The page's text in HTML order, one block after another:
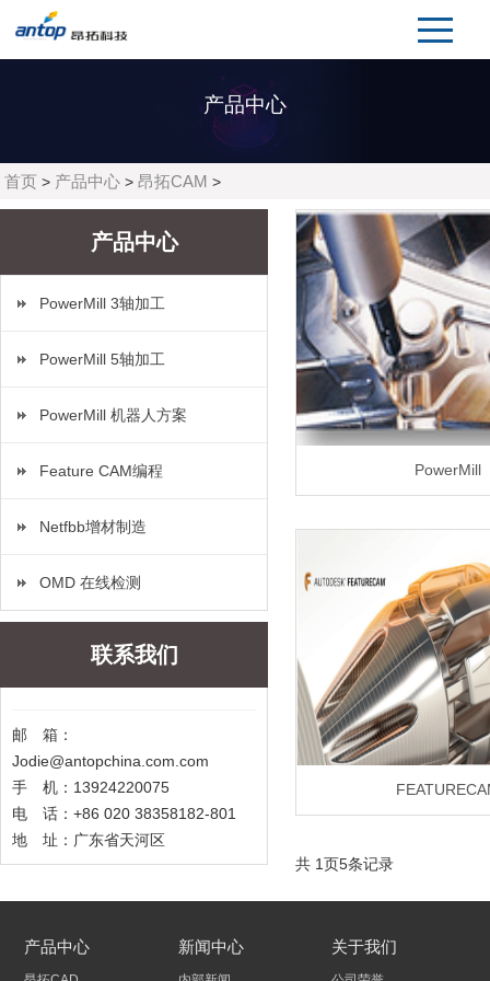
产品中心
首页 > 产品中心 >昂拓CAM >
产品中心
PowerMill 3轴加工
PowerMill 5轴加工
PowerMill 机器人方案
Feature CAM编程
Netfbb增材制造
OMD 在线检测
联系我们
邮 箱：
Jodie@antopchina.com.com
手 机：13924220075
电 话：+86 020 38358182-801
地 址：广东省天河区
PowerMill
共 1页5条记录
产品中心 新闻中心 关于我们